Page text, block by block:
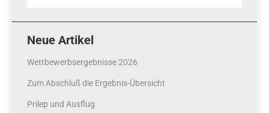
Neue Artikel
Wettbewerbsergebnisse 2026
Zum Abschluß die Ergebnis-Übersicht
Prilep und Ausflug